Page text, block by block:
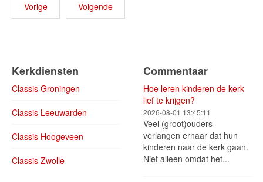
Vorige Volgende
Kerkdiensten
Classis Groningen
Classis Leeuwarden
Classis Hoogeveen
Classis Zwolle
Commentaar
Hoe leren kinderen de kerk
lief te krijgen?
2026-08-01 13:45:11
Veel (groot)ouders
verlangen ernaar dat hun
kinderen naar de kerk gaan.
Niet alleen omdat het...